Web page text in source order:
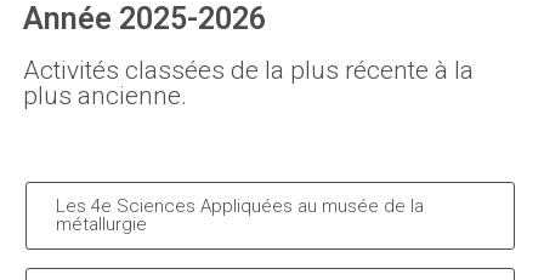
Année 2025-2026
Activités classées de la plus récente à la
plus ancienne.
Les 4e Sciences Appliquées au musée de la
métallurgie